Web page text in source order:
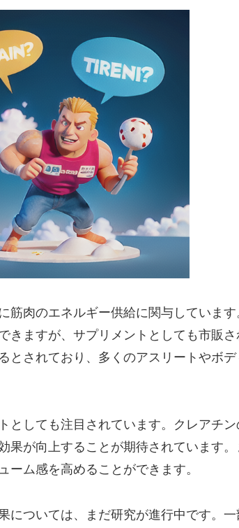
筋肉のエネルギー供給に関与していま
きますが、サプリメントとしても市販
とされており、多くのアスリートやボデ
としても注目されています。クレアチ
果が向上することが期待されています
ム感を高めることができます。
については、まだ研究が進行中です。